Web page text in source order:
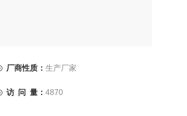
厂商性质： 生产厂家
访 问 量： 4870